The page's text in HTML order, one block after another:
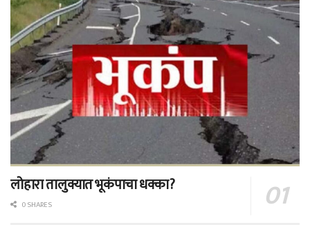
लोहारा तालुक्यात भूकंपाचा धक्का?
0 SHARES